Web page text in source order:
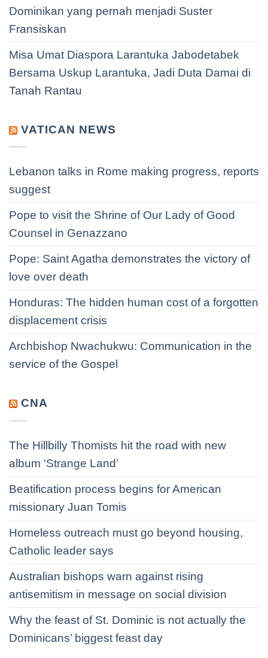
Dominikan yang pernah menjadi Suster
Fransiskan
Misa Umat Diaspora Larantuka Jabodetabek
Bersama Uskup Larantuka, Jadi Duta Damai di
Tanah Rantau
VATICAN NEWS
Lebanon talks in Rome making progress, reports
suggest
Pope to visit the Shrine of Our Lady of Good
Counsel in Genazzano
Pope: Saint Agatha demonstrates the victory of
love over death
Honduras: The hidden human cost of a forgotten
displacement crisis
Archbishop Nwachukwu: Communication in the
service of the Gospel
CNA
The Hillbilly Thomists hit the road with new
album ‘Strange Land’
Beatification process begins for American
missionary Juan Tomis
Homeless outreach must go beyond housing,
Catholic leader says
Australian bishops warn against rising
antisemitism in message on social division
Why the feast of St. Dominic is not actually the
Dominicans’ biggest feast day